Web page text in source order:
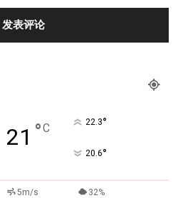
21 °C 22.3°
20.6°
5m/s 32%